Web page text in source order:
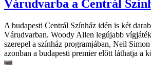
Várudvarba a Centrál
A budapesti Centrál Színház idén is két
Várudvarban. Woody Allen legújabb
szerepel a színház programjában, Neil
azonban a budapesti premier előtt láthatja a